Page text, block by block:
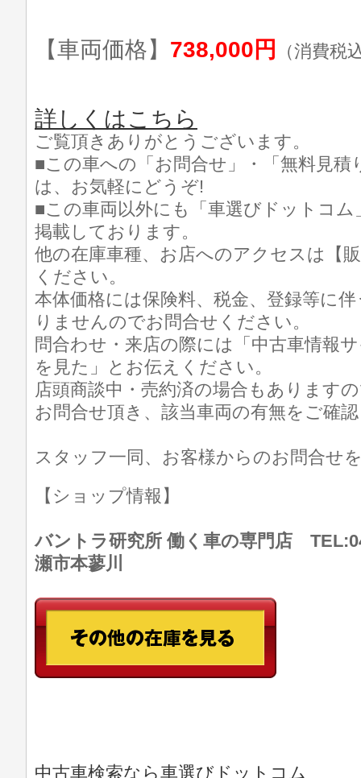
【車両価格】 738,000円 （消費税
詳しくはこちら
ご覧頂きありがとうございます。
■この車への「お問合せ」・「無料見積
は、お気軽にどうぞ!
■この車両以外にも「車選びドットコ
掲載しております。
他の在庫車種、お店へのアクセスは【
ください。
本体価格には保険料、税金、登録等に
りませんのでお問合せください。
問合わせ・来店の際には「中古車情報
を見た」とお伝えください。
店頭商談中・売約済の場合もあります
お問合せ頂き、該当車両の有無をご確
スタッフ一同、お客様からのお問合せ
【ショップ情報】
バントラ研究所 働く車の専門店
瀬市本蓼川
中古車検索なら車選びドットコム